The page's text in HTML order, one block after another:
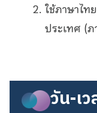
ใช้ภาษาไท
ประเทศ (ภ
วัน-เ